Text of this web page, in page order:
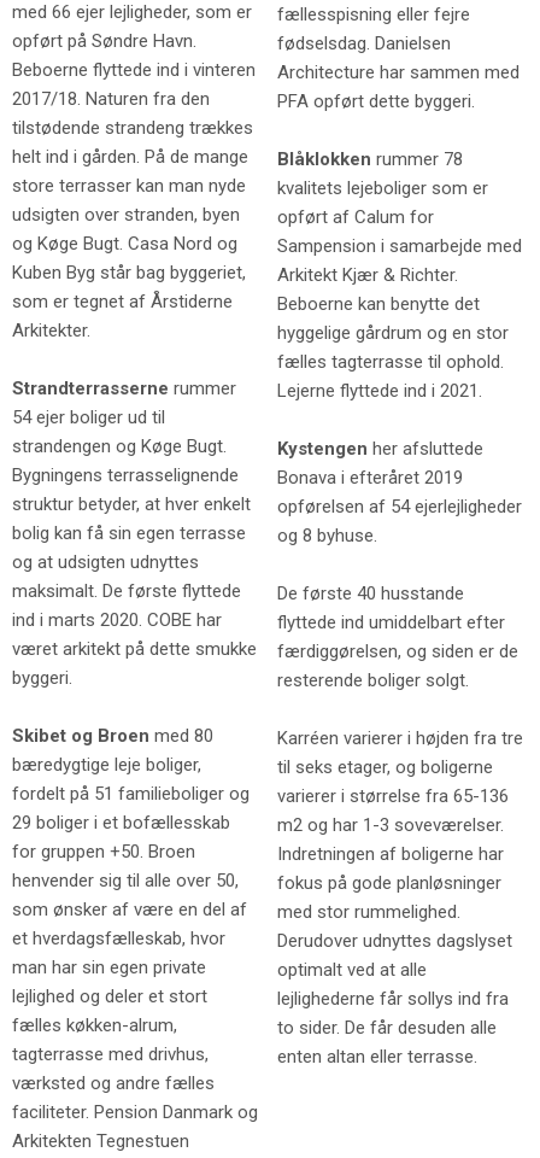
med 66 ejer lejligheder, som er
opført på Søndre Havn.
Beboerne flyttede ind i vinteren
2017/18. Naturen fra den
tilstødende strandeng trækkes
helt ind i gården. På de mange
store terrasser kan man nyde
udsigten over stranden, byen
og Køge Bugt. Casa Nord og
Kuben Byg står bag byggeriet,
som er tegnet af Årstiderne
Arkitekter.
Strandterrasserne rummer
54 ejer boliger ud til
strandengen og Køge Bugt.
Bygningens terrasselignende
struktur betyder, at hver enkelt
bolig kan få sin egen terrasse
og at udsigten udnyttes
maksimalt. De første flyttede
ind i marts 2020. COBE har
været arkitekt på dette smukke
byggeri.
Skibet og Broen med 80
bæredygtige leje boliger,
fordelt på 51 familieboliger og
29 boliger i et bofællesskab
for gruppen +50. Broen
henvender sig til alle over 50,
som ønsker af være en del af
et hverdagsfælleskab, hvor
man har sin egen private
lejlighed og deler et stort
fælles køkken-alrum,
tagterrasse med drivhus,
værksted og andre fælles
faciliteter. Pension Danmark og
Arkitekten Tegnestuen
fællesspisning eller fejre
fødselsdag. Danielsen
Architecture har sammen med
PFA opført dette byggeri.
Blåklokken rummer 78
kvalitets lejeboliger som er
opført af Calum for
Sampension i samarbejde med
Arkitekt Kjær & Richter.
Beboerne kan benytte det
hyggelige gårdrum og en stor
fælles tagterrasse til ophold.
Lejerne flyttede ind i 2021.
Kystengen her afsluttede
Bonava i efteråret 2019
opførelsen af 54 ejerlejligheder
og 8 byhuse.
De første 40 husstande
flyttede ind umiddelbart efter
færdiggørelsen, og siden er de
resterende boliger solgt.
Karréen varierer i højden fra tre
til seks etager, og boligerne
varierer i størrelse fra 65-136
m2 og har 1-3 soveværelser.
Indretningen af boligerne har
fokus på gode planløsninger
med stor rummelighed.
Derudover udnyttes dagslyset
optimalt ved at alle
lejlighederne får sollys ind fra
to sider. De får desuden alle
enten altan eller terrasse.